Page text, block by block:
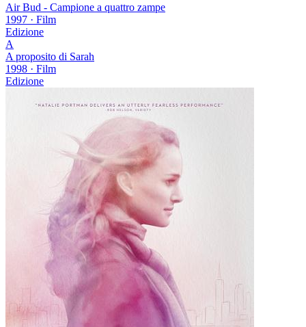
Air Bud - Campione a quattro zampe
1997 · Film
Edizione
A
A proposito di Sarah
1998 · Film
Edizione